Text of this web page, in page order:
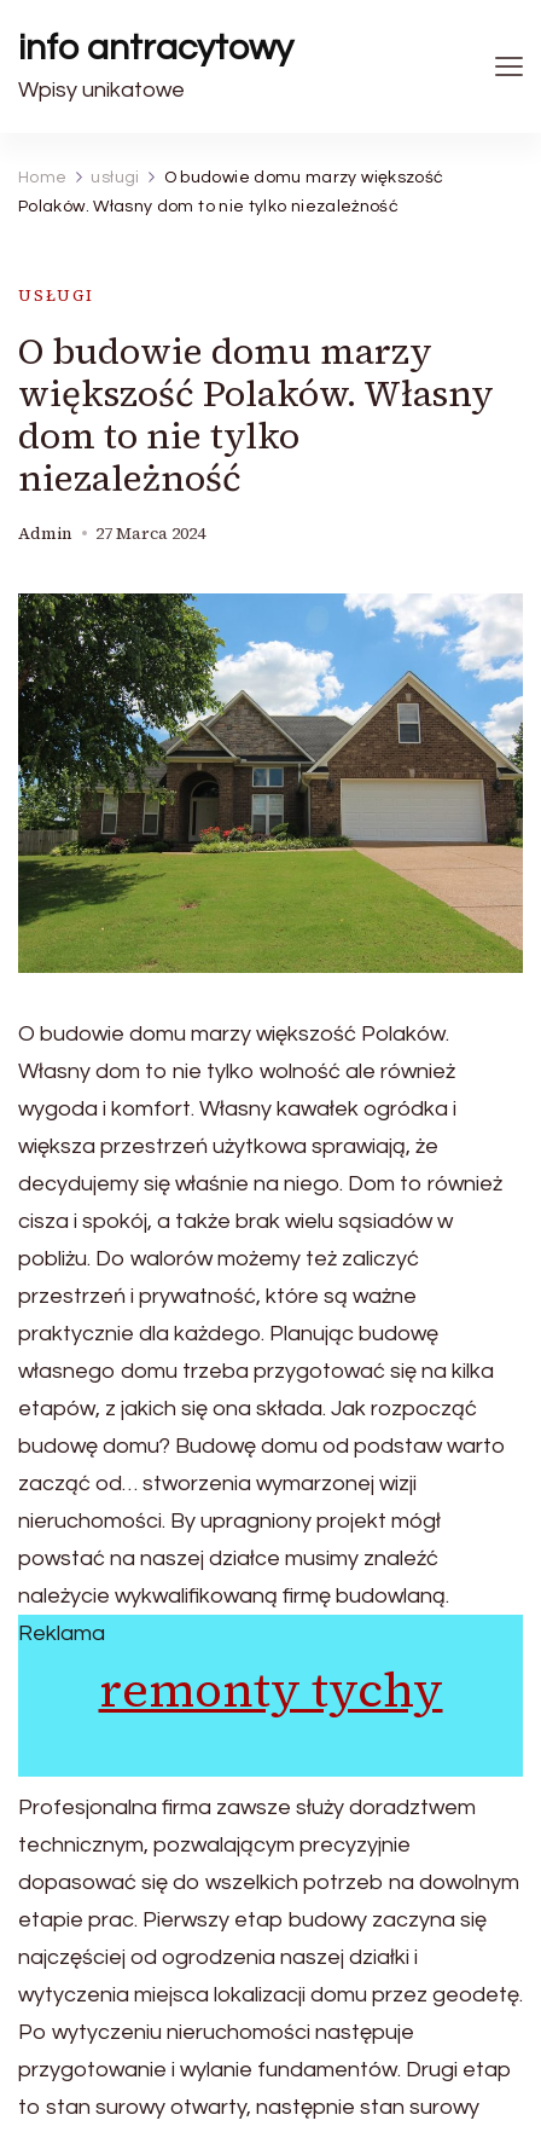
info antracytowy
Wpisy unikatowe
Home usługi
O budowie domu marzy większość
Polaków. Własny dom to nie tylko niezależność
USŁUGI
O budowie domu marzy
większość Polaków. Własny
dom to nie tylko
niezależność
Admin 27 Marca 2024
O budowie domu marzy większość Polaków.
Własny dom to nie tylko wolność ale również
wygoda i komfort. Własny kawałek ogródka i
większa przestrzeń użytkowa sprawiają, że
decydujemy się właśnie na niego. Dom to również
cisza i spokój, a także brak wielu sąsiadów w
pobliżu. Do walorów możemy też zaliczyć
przestrzeń i prywatność, które są ważne
praktycznie dla każdego. Planując budowę
własnego domu trzeba przygotować się na kilka
etapów, z jakich się ona składa. Jak rozpocząć
budowę domu? Budowę domu od podstaw warto
zacząć od… stworzenia wymarzonej wizji
nieruchomości. By upragniony projekt mógł
powstać na naszej działce musimy znaleźć
należycie wykwalifikowaną firmę budowlaną.
Reklama
remonty tychy
Profesjonalna firma zawsze służy doradztwem
technicznym, pozwalającym precyzyjnie
dopasować się do wszelkich potrzeb na dowolnym
etapie prac. Pierwszy etap budowy zaczyna się
najczęściej od ogrodzenia naszej działki i
wytyczenia miejsca lokalizacji domu przez geodetę.
Po wytyczeniu nieruchomości następuje
przygotowanie i wylanie fundamentów. Drugi etap
to stan surowy otwarty, następnie stan surowy